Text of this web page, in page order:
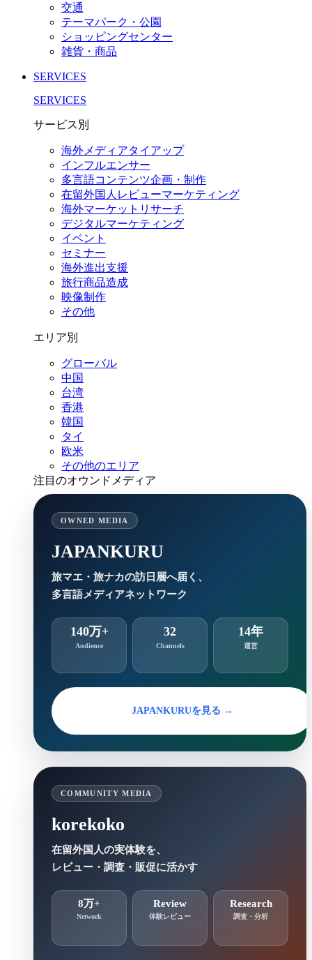
交通
テーマパーク・公園
ショッピングセンター
雑貨・商品
SERVICES
SERVICES
サービス別
海外メディアタイアップ
インフルエンサー
多言語コンテンツ企画・制作
在留外国⼈レビューマーケティング
海外マーケットリサーチ
デジタルマーケティング
イベント
セミナー
海外進出支援
旅行商品造成
映像制作
その他
エリア別
グローバル
中国
台湾
香港
韓国
タイ
欧米
その他のエリア
注目のオウンドメディア
OWNED MEDIA
JAPANKURU
旅マエ・旅ナカの訪日層へ届く、
多言語メディアネットワーク
140万+
Audience
32
Channels
14年
運営
JAPANKURUを見る →
COMMUNITY MEDIA
korekoko
在留外国人の実体験を、
レビュー・調査・販促に活かす
8万+
Network
Review
体験レビュー
Research
調査・分析